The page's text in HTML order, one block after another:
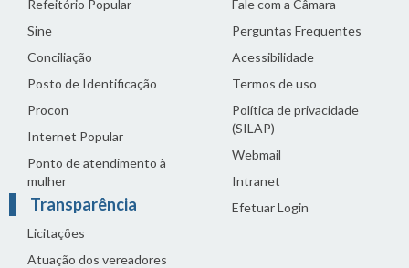
Refeitório Popular
Sine
Conciliação
Posto de Identificação
Procon
Internet Popular
Ponto de atendimento à
mulher
Transparência
Licitações
Atuação dos vereadores
Fale com a Câmara
Perguntas Frequentes
Acessibilidade
Termos de uso
Política de privacidade
(SILAP)
Webmail
Intranet
Efetuar Login